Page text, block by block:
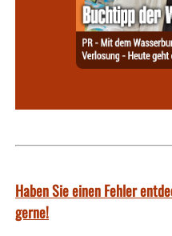
Haben Sie einen Fehler
gerne!